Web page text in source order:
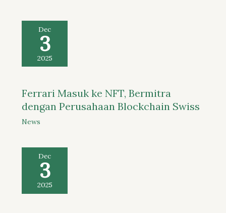
Dec
3
2025
Ferrari Masuk ke NFT, Bermitra
dengan Perusahaan Blockchain Swiss
News
Dec
3
2025